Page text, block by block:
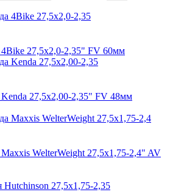
4Bike 27,5x2,0-2,35" FV 60мм
Kenda 27,5x2,00-2,35" FV 48мм
WelterWeight 27,5x1,75-2,4" AV